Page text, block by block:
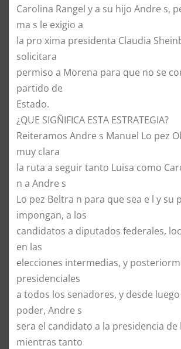
Carolina Rangel y a su hijo Andre s,
ma s le exigio a
la pro xima presidenta Claudia
solicitara
permiso a Morena para que no se
partido de
Estado.
¿QUE SIGÑIFICA ESTA ESTRATEGIA?
Reiteramos Andre s Manuel Lo pez
muy clara
la ruta a seguir tanto Luisa como
n a Andre s
Lo pez Beltra n para que sea e l y su
impongan, a los
candidatos a diputados federales,
en las
elecciones intermedias, y
presidenciales
a todos los senadores, y desde
poder, Andre s
sera el candidato a la presidencia de
mientras tanto